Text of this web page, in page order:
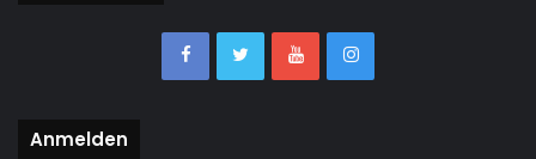
Anmelden